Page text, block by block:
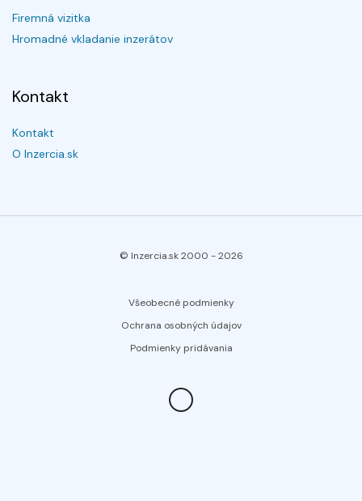
Firemná vizitka
Hromadné vkladanie inzerátov
Kontakt
Kontakt
O Inzercia.sk
© Inzercia.sk 2000 -2026
Všeobecné podmienky
Ochrana osobných údajov
Podmienky pridávania